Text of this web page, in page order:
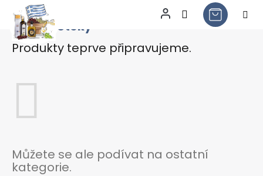
Přejít
obsah
TOP Vinotéky
Produkty teprve připravujeme.
Můžete se ale podívat na ostatní
kategorie.